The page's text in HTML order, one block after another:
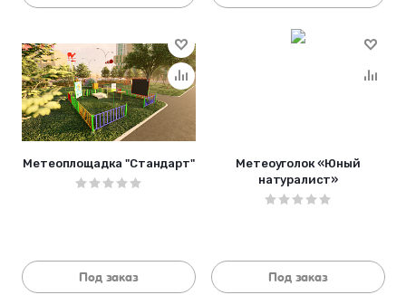
Метеоплощадка "Стандарт"
Под заказ
Метеоуголок «Юный
натуралист»
Под заказ